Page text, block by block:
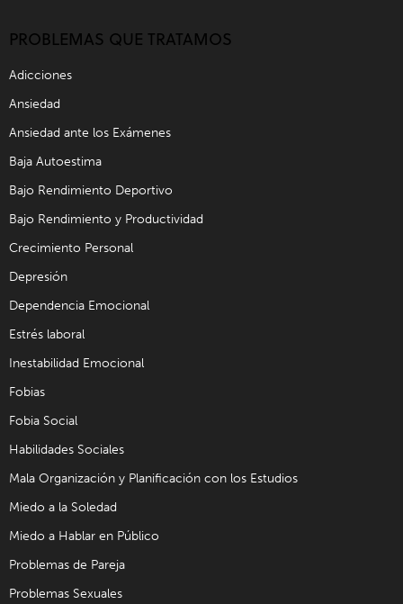
PROBLEMAS QUE TRATAMOS
Adicciones
Ansiedad
Ansiedad ante los Exámenes
Baja Autoestima
Bajo Rendimiento Deportivo
Bajo Rendimiento y Productividad
Crecimiento Personal
Depresión
Dependencia Emocional
Estrés laboral
Inestabilidad Emocional
Fobias
Fobia Social
Habilidades Sociales
Mala Organización y Planificación con los Estudios
Miedo a la Soledad
Miedo a Hablar en Público
Problemas de Pareja
Problemas Sexuales